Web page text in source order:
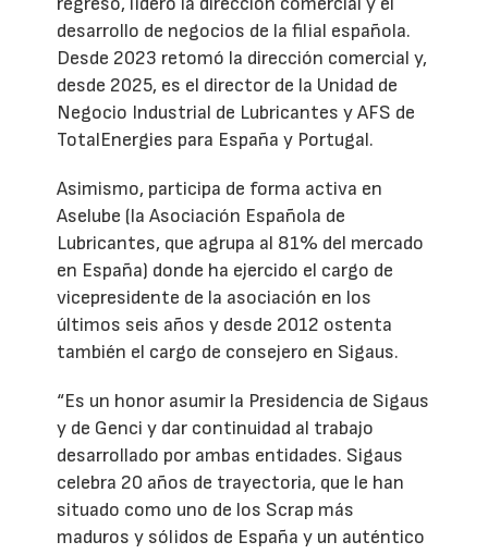
desarrollo de negocios de la filial española.
Desde 2023 retomó la dirección comercial y,
desde 2025, es el director de la Unidad de
Negocio Industrial de Lubricantes y AFS de
TotalEnergies para España y Portugal.
Asimismo, participa de forma activa en
Aselube (la Asociación Española de
Lubricantes, que agrupa al 81% del mercado
en España) donde ha ejercido el cargo de
vicepresidente de la asociación en los
últimos seis años y desde 2012 ostenta
también el cargo de consejero en Sigaus.
“Es un honor asumir la Presidencia de Sigaus
y de Genci y dar continuidad al trabajo
desarrollado por ambas entidades. Sigaus
celebra 20 años de trayectoria, que le han
situado como uno de los Scrap más
maduros y sólidos de España y un auténtico